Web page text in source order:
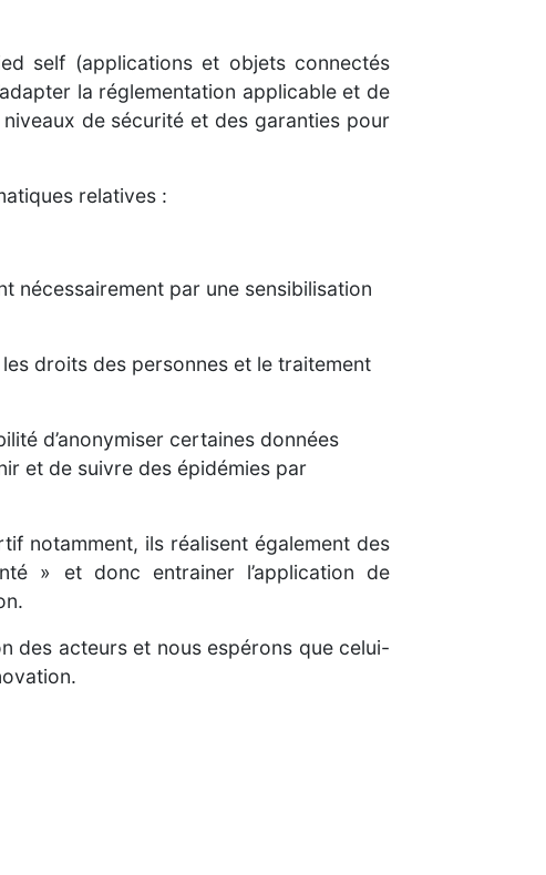
self (applications et objets connectés
la réglementation applicable et de
de sécurité et des garanties pour
relatives :
nécessairement par une sensibilisation
droits des personnes et le traitement
d’anonymiser certaines données
et de suivre des épidémies par
notamment, ils réalisent également des
» et donc entrainer l’application de
des acteurs et nous espérons que celui-